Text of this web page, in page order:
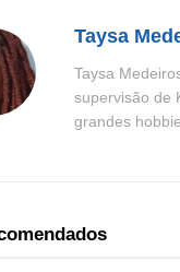
Taysa
Taysa
supervisão de
grandes